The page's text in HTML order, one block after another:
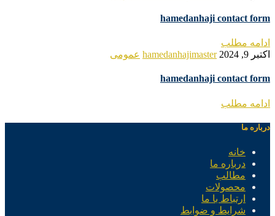
hamedanhaji contact form
ادامه مطلب
اکتبر 9, 2024
hamedanhajimaster عمومی
hamedanhaji contact form
ادامه مطلب
درباره ما
خانه
درباره ما
مطالب
محصولات
ارتباط با ما
شرایط و ضوابط